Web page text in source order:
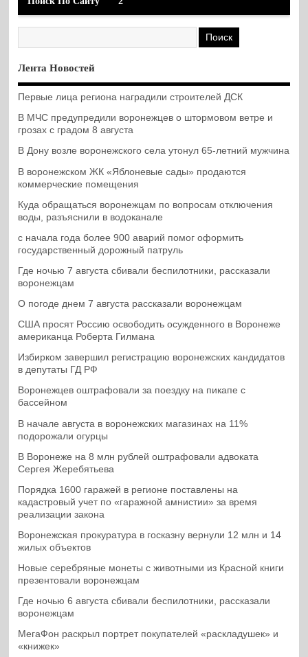
Лента Новостей
Первые лица региона наградили строителей ДСК
В МЧС предупредили воронежцев о штормовом ветре и
грозах с градом 8 августа
В Дону возле воронежского села утонул 65-летний мужчина
В воронежском ЖК «Яблоневые сады» продаются
коммерческие помещения
Куда обращаться воронежцам по вопросам отключения
воды, разъяснили в водоканале
с начала года более 900 аварий помог оформить
государственный дорожный патруль
Где ночью 7 августа сбивали беспилотники, рассказали
воронежцам
О погоде днем 7 августа рассказали воронежцам
США просят Россию освободить осужденного в Воронеже
американца Роберта Гилмана
Избирком завершил регистрацию воронежских кандидатов
в депутаты ГД РФ
Воронежцев оштрафовали за поездку на пикапе с
бассейном
В начале августа в воронежских магазинах на 11%
подорожали огурцы
В Воронеже на 8 млн рублей оштрафовали адвоката
Сергея Жеребятьева
Порядка 1600 гаражей в регионе поставлены на
кадастровый учет по «гаражной амнистии» за время
реализации закона
Воронежская прокуратура в госказну вернули 12 млн и 14
жилых объектов
Новые серебряные монеты с животными из Красной книги
презентовали воронежцам
Где ночью 6 августа сбивали беспилотники, рассказали
воронежцам
МегаФон раскрыл портрет покупателей «раскладушек» и
«книжек»